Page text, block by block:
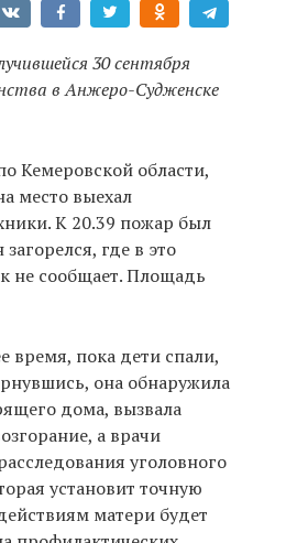
30 сентября
в Анжеро-Судженске
Кемеровской области,
место выехал
К 20.39 пожар был
где в это
не сообщает. Площадь
время, пока дети спали,
она обнаружила
дома, вызвала
а врачи
уголовного
установит точную
матери будет